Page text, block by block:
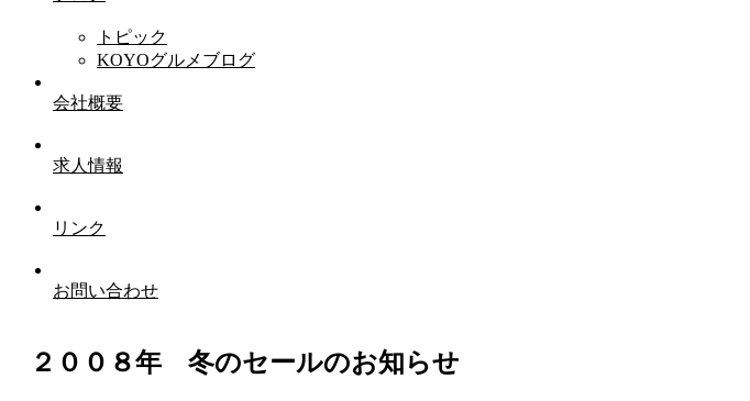
トピック
KOYOグルメブログ
会社概要
求人情報
リンク
お問い合わせ
２００８年 冬のセールのお知らせ